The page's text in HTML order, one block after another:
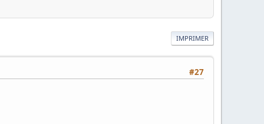
IMPRIMER
#27